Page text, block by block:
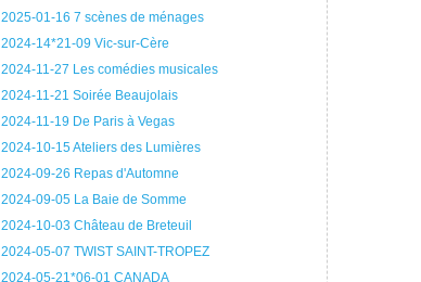
2025-01-16 7 scènes de ménages
2024-14*21-09 Vic-sur-Cère
2024-11-27 Les comédies musicales
2024-11-21 Soirée Beaujolais
2024-11-19 De Paris à Vegas
2024-10-15 Ateliers des Lumières
2024-09-26 Repas d'Automne
2024-09-05 La Baie de Somme
2024-10-03 Château de Breteuil
2024-05-07 TWIST SAINT-TROPEZ
2024-05-21*06-01 CANADA